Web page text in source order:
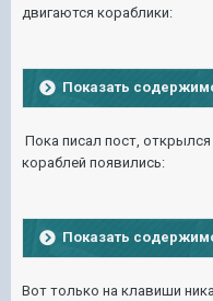
двигаются кораблики:
Показать
Пока писал пост,
кораблей появились:
Показать
Вот только на клавиши